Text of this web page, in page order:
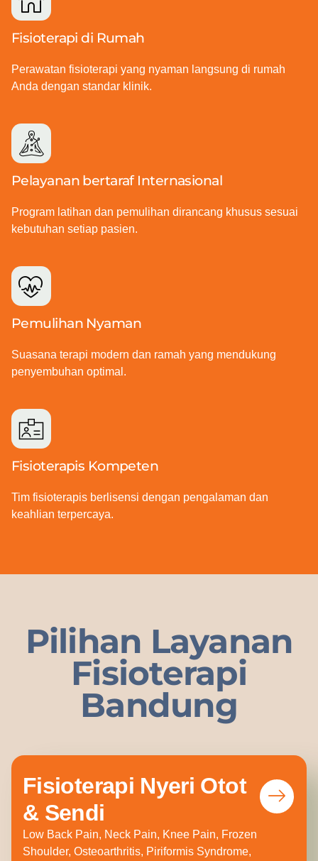
Fisioterapi di Rumah
Perawatan fisioterapi yang nyaman langsung di rumah
Anda dengan standar klinik.
Pelayanan bertaraf Internasional
Program latihan dan pemulihan dirancang khusus sesuai
kebutuhan setiap pasien.
Pemulihan Nyaman
Suasana terapi modern dan ramah yang mendukung
penyembuhan optimal.
Fisioterapis Kompeten
Tim fisioterapis berlisensi dengan pengalaman dan
keahlian terpercaya.
Pilihan Layanan
Fisioterapi
Bandung
Fisioterapi Nyeri Otot
& Sendi
Low Back Pain, Neck Pain, Knee Pain, Frozen
Shoulder, Osteoarthritis, Piriformis Syndrome,